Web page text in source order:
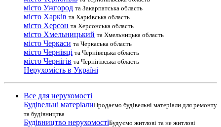
місто Ужгород та Закарпатська область
місто Харків та Харківська область
місто Херсон та Херсонська область
місто Хмельницький та Хмельницька область
місто Черкаси та Черкаська область
місто Чернівці та Чернівецька область
місто Чернігів та Чернігівська область
Нерухомість в Україні
Все для нерухомості
Будівельні матеріалиПродаємо будівельні матеріали для ремонту
та будівництва
Будівництво нерухомостіБудуємо житлові та не житлові